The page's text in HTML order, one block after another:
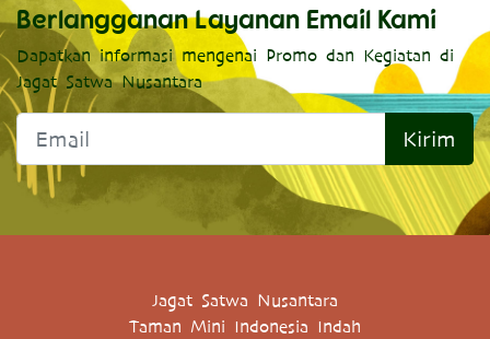
Berlangganan Layanan Email Kami
Dapatkan informasi mengenai Promo dan Kegiatan di
Jagat Satwa Nusantara
Kirim
Jagat Satwa Nusantara
Taman Mini Indonesia Indah